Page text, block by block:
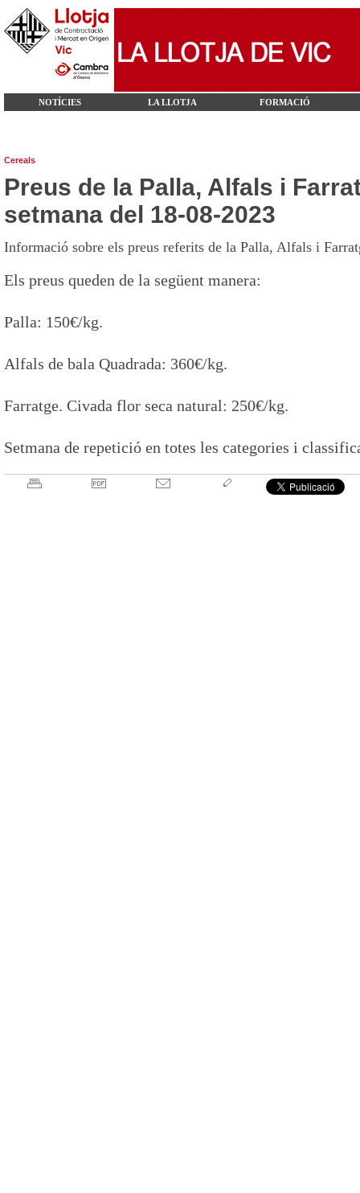
NOTÍCIES LA LLOTJA FORMACIÓ
Cereals
Preus de la Palla, Alfals i
setmana del 18-08-2023
Informació sobre els preus referits de la Palla, Alfals i
Els preus queden de la següent manera:
Palla: 150€/kg.
Alfals de bala Quadrada: 360€/kg.
Farratge. Civada flor seca natural: 250€/kg.
Setmana de repetició en totes les categories i